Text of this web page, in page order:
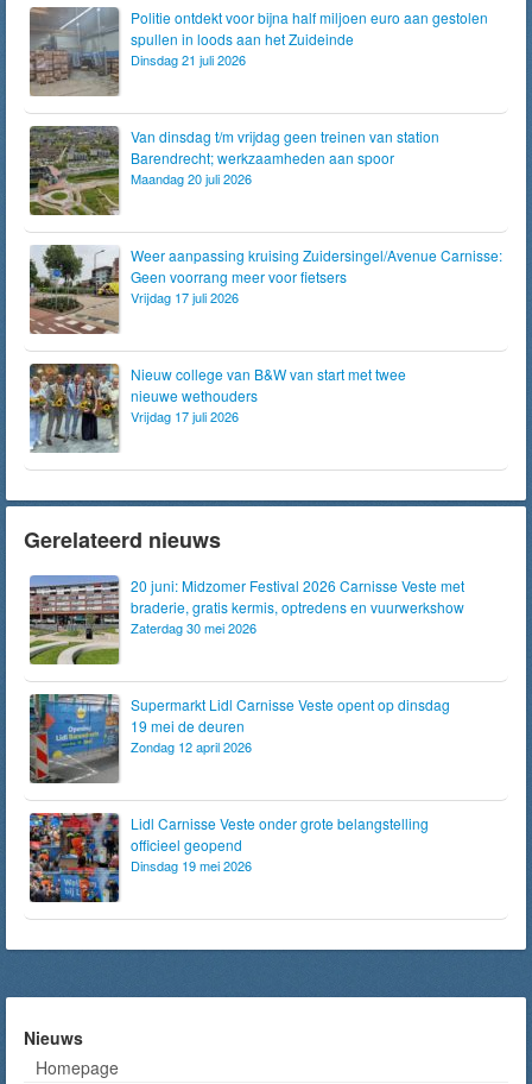
Politie ontdekt voor bijna half miljoen euro aan gestolen
spullen in loods aan het Zuideinde
Dinsdag 21 juli 2026
Van dinsdag t/m vrijdag geen treinen van station
Barendrecht; werkzaamheden aan spoor
Maandag 20 juli 2026
Weer aanpassing kruising Zuidersingel/Avenue Carnisse:
Geen voorrang meer voor fietsers
Vrijdag 17 juli 2026
Nieuw college van B&W van start met twee
nieuwe wethouders
Vrijdag 17 juli 2026
Gerelateerd nieuws
20 juni: Midzomer Festival 2026 Carnisse Veste met
braderie, gratis kermis, optredens en vuurwerkshow
Zaterdag 30 mei 2026
Supermarkt Lidl Carnisse Veste opent op dinsdag
19 mei de deuren
Zondag 12 april 2026
Lidl Carnisse Veste onder grote belangstelling
officieel geopend
Dinsdag 19 mei 2026
Nieuws
Homepage